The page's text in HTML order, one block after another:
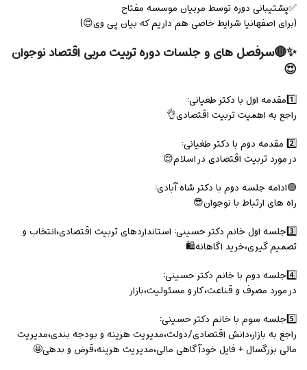
✅پشتیبانی دوره توسط مربیان موسسه مفتاح
(برای اصفهانیا شرایط خاصی هم داریم که بیان پی وی😍)
✨🔴سرفصل های و جلسات دوره تربیت مربی اقتصاد نوجوان
😍
1️⃣مقدمه اول با دکتر طغیانی:
راجع به اهمیت تربیت اقتصادی👌
2️⃣ مقدمه دوم با دکتر طغیانی:
در مورد تربیت اقتصادی در اسلام😌
🟢ادامه جلسه دوم با دکتر شاه آبادی:
راه های ارتباط با نوجوان😎
3️⃣جلسه اول خانم دکتر حسینی: استانداردهای تربیت اقتصادی،انتخاب و
تصمیم گیری،خرید اگاهانه🛍️
4️⃣جلسه دوم با خانم دکتر حسینی:
در مورد مصرف و قناعت،کار و مسئولیت،بازار
5️⃣جلسه سوم با خانم دکتر حسینی:
راجع به بازار،دانش اقتصادی/دولت،مدیریت هزینه و بودجه بندی،مدیریت
مالی بزرگسال + فایل خودآگاهی مالی،مدیریت هزینه،قرض و بدهی🤩